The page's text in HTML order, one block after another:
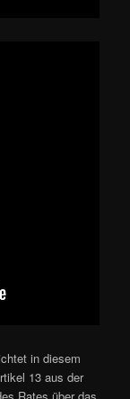
in diesem
13 aus der